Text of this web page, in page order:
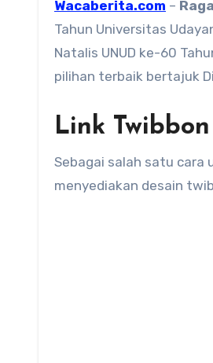
Wacaberita.com –
Tahun Universitas
Natalis UNUD ke-60
pilihan terbaik bertajuk
Link
Sebagai salah satu cara
menyediakan desain